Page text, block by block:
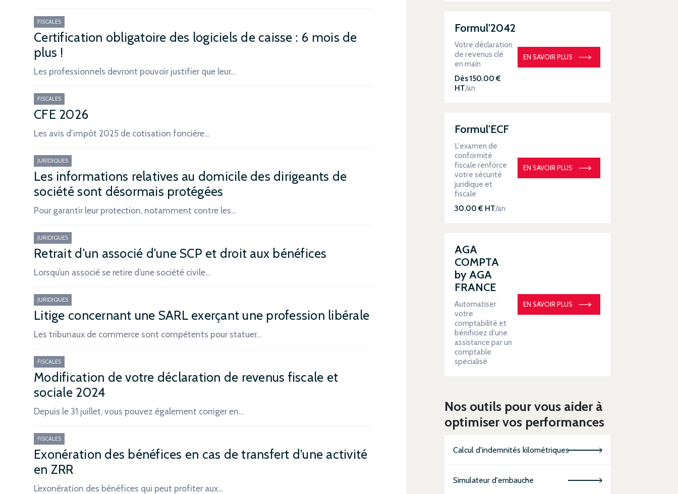
FISCALES
Certification obligatoire des logiciels de caisse : 6 mois de
plus !
Les professionnels devront pouvoir justifier que leur…
FISCALES
CFE 2026
Les avis d'impôt 2025 de cotisation foncière…
JURIDIQUES
Les informations relatives au domicile des dirigeants de
société sont désormais protégées
Pour garantir leur protection, notamment contre les…
JURIDIQUES
Retrait d’un associé d’une SCP et droit aux bénéfices
Lorsqu’un associé se retire d’une société civile…
JURIDIQUES
Litige concernant une SARL exerçant une profession libérale
Les tribunaux de commerce sont compétents pour statuer…
FISCALES
Modification de votre déclaration de revenus fiscale et
sociale 2024
Depuis le 31 juillet, vous pouvez également corriger en…
FISCALES
Exonération des bénéfices en cas de transfert d’une activité
en ZRR
L’exonération des bénéfices qui peut profiter aux…
Formul'2042
Votre déclaration
de revenus clé
en main
Dès 150.00 €
HT/an
EN SAVOIR PLUS
Formul'ECF
L'examen de
conformité
fiscale renforce
votre sécurité
juridique et
fiscale
30.00 € HT/an
EN SAVOIR PLUS
AGA
COMPTA
by AGA
FRANCE
Automatiser
votre
comptabilité et
bénificiez d'une
assistance par un
comptable
spécialisé
EN SAVOIR PLUS
Nos outils pour vous aider à
optimiser vos performances
Calcul d'indemnités kilométriques
Simulateur d'embauche